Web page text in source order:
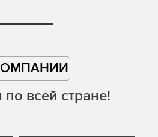
по всей стране!